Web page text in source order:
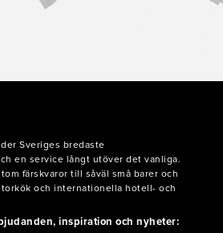
Sveriges bredaste
en service långt utöver det vanliga.
färskvaror till såväl små barer och
och internationella hotell- och
inspiration och nyheter: